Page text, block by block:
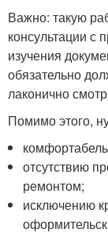
Важно: такую
консультации с
изучения
обязательно
лаконично
Помимо этого,
отсутствию
ремонтом;
исключению